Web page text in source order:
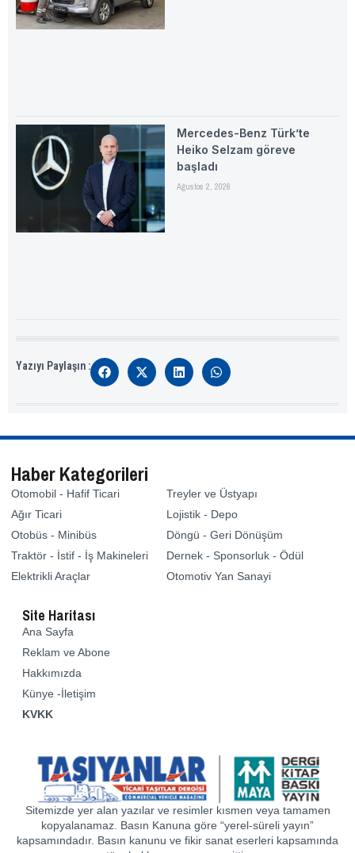
Mercedes-Benz Türk’te
Heiko Selzam göreve
başladı
Ağustos 2, 2026
Yazıyı Paylaşın :
Haber Kategorileri
Otomobil - Hafif Ticari
Ağır Ticari
Otobüs - Minibüs
Traktör - İstif - İş Makineleri
Elektrikli Araçlar
Treyler ve Üstyapı
Lojistik - Depo
Döngü - Geri Dönüşüm
Dernek - Sponsorluk - Ödül
Otomotiv Yan Sanayi
Site Haritası
Ana Sayfa
Reklam ve Abone
Hakkımızda
Künye -İletişim
KVKK
Sitemizde yer alan yazılar ve resimler kısmen veya tamamen
kopyalanamaz. Basın Kanuna göre “yerel-süreli yayın”
kapsamındadır. Basın kanunu ve fikir sanat eserleri kapsamında